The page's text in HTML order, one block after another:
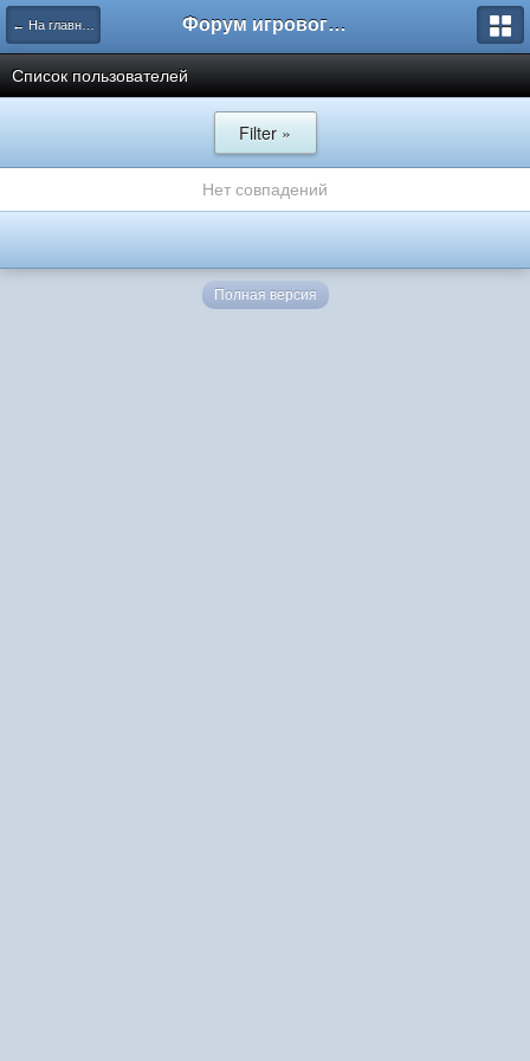
← На главную Форум игрового проекта Riverrise
Список пользователей
Filter »
Нет совпадений
Полная версия